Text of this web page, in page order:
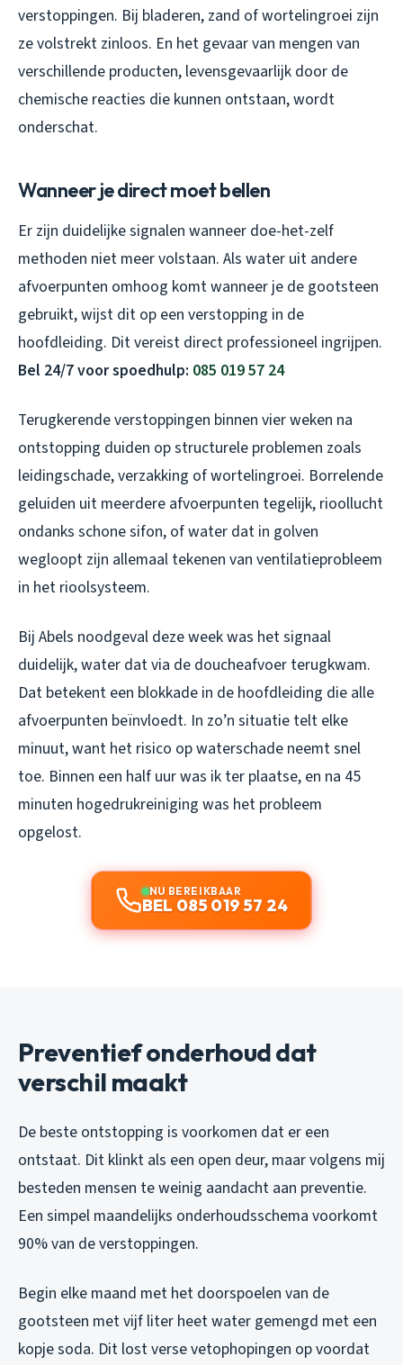
verstoppingen. Bij bladeren, zand of wortelingroei zijn
ze volstrekt zinloos. En het gevaar van mengen van
verschillende producten, levensgevaarlijk door de
chemische reacties die kunnen ontstaan, wordt
onderschat.
Wanneer je direct moet bellen
Er zijn duidelijke signalen wanneer doe-het-zelf
methoden niet meer volstaan. Als water uit andere
afvoerpunten omhoog komt wanneer je de gootsteen
gebruikt, wijst dit op een verstopping in de
hoofdleiding. Dit vereist direct professioneel ingrijpen.
Bel 24/7 voor spoedhulp: 085 019 57 24
Terugkerende verstoppingen binnen vier weken na
ontstopping duiden op structurele problemen zoals
leidingschade, verzakking of wortelingroei. Borrelende
geluiden uit meerdere afvoerpunten tegelijk, rioollucht
ondanks schone sifon, of water dat in golven
wegloopt zijn allemaal tekenen van ventilatieprobleem
in het rioolsysteem.
Bij Abels noodgeval deze week was het signaal
duidelijk, water dat via de doucheafvoer terugkwam.
Dat betekent een blokkade in de hoofdleiding die alle
afvoerpunten beïnvloedt. In zo’n situatie telt elke
minuut, want het risico op waterschade neemt snel
toe. Binnen een half uur was ik ter plaatse, en na 45
minuten hogedrukreiniging was het probleem
opgelost.
NU BEREIKBAAR
BEL 085 019 57 24
Preventief onderhoud dat
verschil maakt
De beste ontstopping is voorkomen dat er een
ontstaat. Dit klinkt als een open deur, maar volgens mij
besteden mensen te weinig aandacht aan preventie.
Een simpel maandelijks onderhoudsschema voorkomt
90% van de verstoppingen.
Begin elke maand met het doorspoelen van de
gootsteen met vijf liter heet water gemengd met een
kopje soda. Dit lost verse vetophopingen op voordat